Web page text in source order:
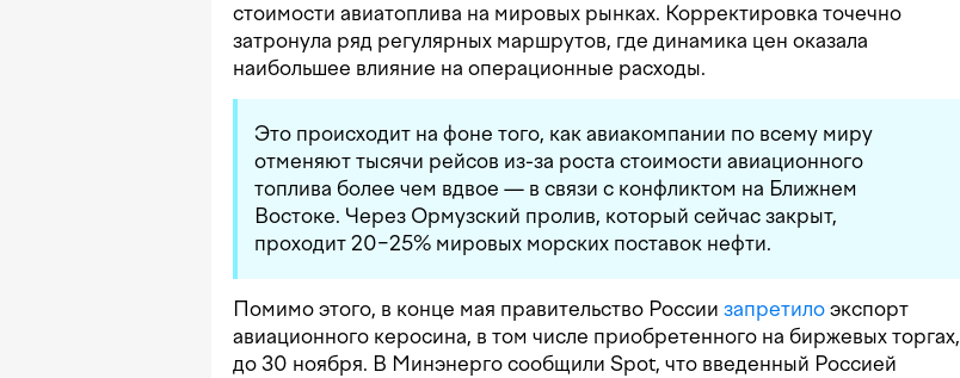
стоимости авиатоплива на мировых рынках. Корректировка точечно
затронула ряд регулярных маршрутов, где динамика цен оказала
наибольшее влияние на операционные расходы.
Это происходит на фоне того, как авиакомпании по всему миру
отменяют тысячи рейсов из-за роста стоимости авиационного
топлива более чем вдвое — в связи с конфликтом на Ближнем
Востоке. Через Ормузский пролив, который сейчас закрыт,
проходит 20−25% мировых морских поставок нефти.
Помимо этого, в конце мая правительство России запретило экспорт
авиационного керосина, в том числе приобретенного на биржевых торгах,
до 30 ноября. В Минэнерго сообщили Spot, что введенный Россией